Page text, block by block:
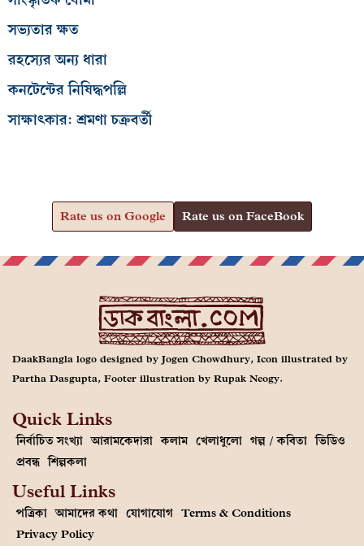
সভ্যতার ক্ষত
রহস্যের অন্য ধারা
কনটেন্টের নিষিদ্ধপল্লি
সাক্ষাৎকার: শ্রমণা চক্রবর্তী
Rate us on Google Rate us on FaceBook
DaakBangla logo designed by Jogen Chowdhury, Icon illustrated by
Partha Dasgupta, Footer illustration by Rupak Neogy.
Quick Links
নির্বাচিত সংখ্যা আরামকেদারা কলাম খেলাধুলো গল্প / কবিতা ভিডিও
প্রবন্ধ শিল্পকলা
Useful Links
পত্রিকা আমাদের কথা যোগাযোগ Terms & Conditions
Privacy Policy